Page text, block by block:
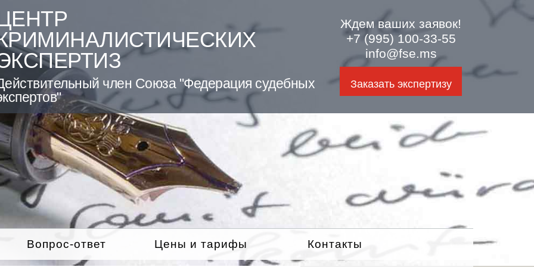
член Союза "Федерация судебных
Ждем ваших заявок!
+7 (995) 100-33-55
info@fse.ms
Заказать экспертизу
Вопрос-ответ Цены и тарифы Контакты